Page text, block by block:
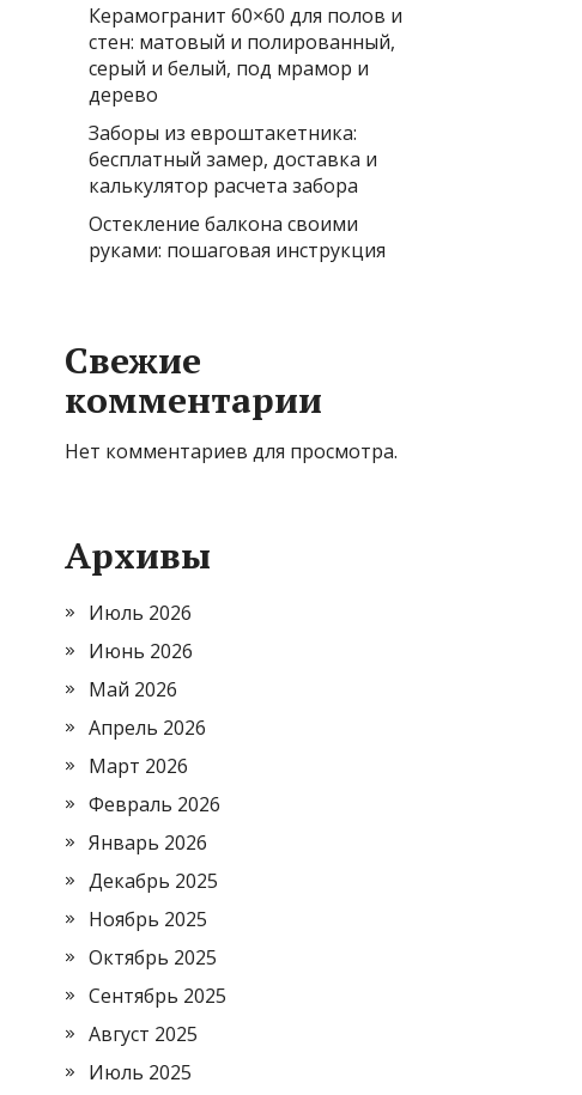
Керамогранит 60×60 для полов и
стен: матовый и полированный,
серый и белый, под мрамор и
дерево
Заборы из евроштакетника:
бесплатный замер, доставка и
калькулятор расчета забора
Остекление балкона своими
руками: пошаговая инструкция
Свежие
комментарии
Нет комментариев для просмотра.
Архивы
Июль 2026
Июнь 2026
Май 2026
Апрель 2026
Март 2026
Февраль 2026
Январь 2026
Декабрь 2025
Ноябрь 2025
Октябрь 2025
Сентябрь 2025
Август 2025
Июль 2025